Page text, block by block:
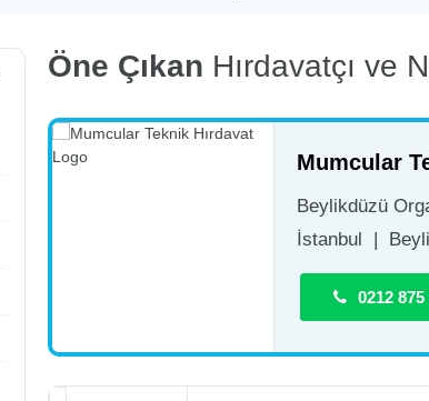
Öne Çıkan Hırdavatçı ve
Mumcular
Beylikdüzü
İstanbul
0212 875